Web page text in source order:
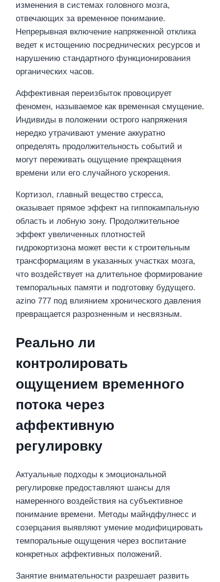
изменения в системах головного мозга,
отвечающих за временное понимание.
Непрерывная включение напряженной отклика
ведет к истощению посреднических ресурсов и
нарушению стандартного функционирования
органических часов.
Аффективная переизбыток провоцирует
феномен, называемое как временная смущение.
Индивиды в положении острого напряжения
нередко утрачивают умение аккуратно
определять продолжительность событий и
могут переживать ощущение прекращения
времени или его случайного ускорения.
Кортизол, главный вещество стресса,
оказывает прямое эффект на гиппокампальную
область и лобную зону. Продолжительное
эффект увеличенных плотностей
гидрокортизона может вести к строительным
трансформациям в указанных участках мозга,
что воздействует на длительное формирование
темпоральных памяти и подготовку будущего.
azino 777 под влиянием хронического давления
превращается разрозненным и несвязным.
Реально ли
контролировать
ощущением временного
потока через
аффективную
регулировку
Актуальные подходы к эмоциональной
регулировке предоставляют шансы для
намеренного воздействия на субъективное
понимание времени. Методы майндфулнесс и
созерцания выявляют умение модифицировать
темпоральные ощущения через воспитание
конкретных аффективных положений.
Занятие внимательности разрешает развить